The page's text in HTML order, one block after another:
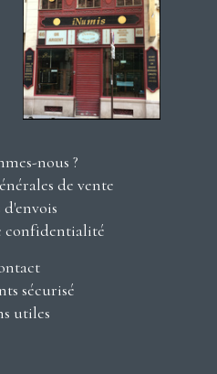
nous ?
de vente
d'envois
confidentialité
sécurisé
utiles